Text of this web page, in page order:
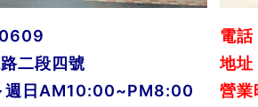
二段四號
週日AM10:00~PM8:00
電話
地址
營業